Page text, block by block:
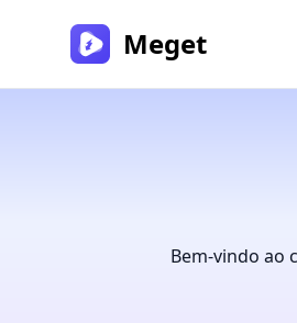
Meget
Bem-vindo ao